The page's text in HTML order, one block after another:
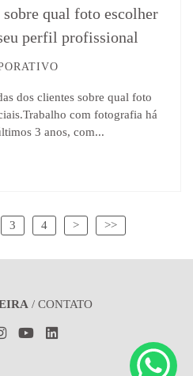
qual foto escolher
perfil profissional
dos clientes sobre qual foto
com fotografia há
3 anos, com...
3 4 > >>
/ CONTATO